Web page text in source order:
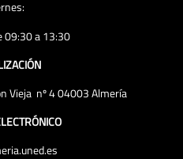
09:30 a 13:30
Vieja nº 4 04003 Almería